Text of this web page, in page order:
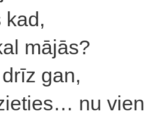
kad,
mājās?
gan,
nu